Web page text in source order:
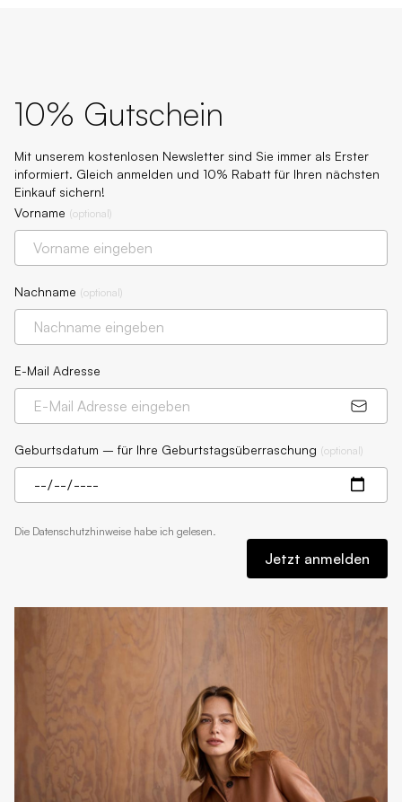
10% Gutschein
Mit unserem kostenlosen Newsletter sind Sie immer als Erster
informiert. Gleich anmelden und 10% Rabatt für Ihren nächsten
Einkauf sichern!
Vorname (optional)
Nachname (optional)
E-Mail Adresse
Geburtsdatum – für Ihre Geburtstagsüberraschung (optional)
Die Datenschutzhinweise habe ich gelesen.
Jetzt anmelden